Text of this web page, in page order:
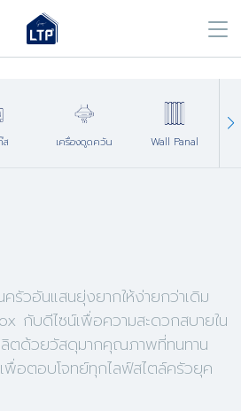
ส เครื่องดูดควัน Wall Panal
รัวอันแสนยุ่งยากให้ง่ายกว่าเดิม
กับดีไซน์เพื่อความสะดวกสบายใน
ลิตด้วยวัสดุมากคุณภาพที่ทนทาน
พื่อตอบโจทย์ทุกไลฟ์สไตล์ครัวยุค